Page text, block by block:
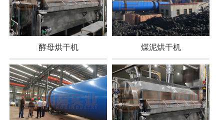
酵母烘干机 煤泥烘干机